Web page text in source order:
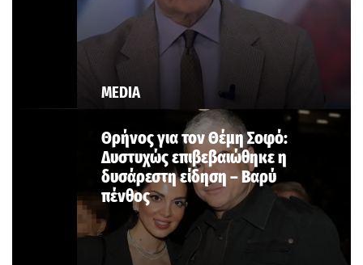
MEDIA
Θρήνος για τον Θέμη Σοφό:
Δυστυχώς επιβεβαιώθηκε η
δυσάρεστη είδηση – Βαρύ
πένθος